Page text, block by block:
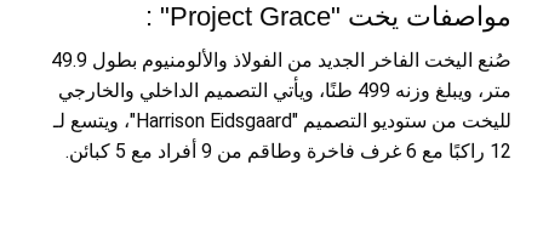
مواصفات يخت "Project Grace" :
صُنع اليخت الفاخر الجديد من الفولاذ والألومنيوم بطول 49.9
متر، ويبلغ وزنه 499 طنًا، ويأتي التصميم الداخلي والخارجي
لليخت من ستوديو التصميم "Harrison Eidsgaard"، ويتسع لـ
12 راكبًا مع 6 غرف فاخرة وطاقم من 9 أفراد مع 5 كبائن.